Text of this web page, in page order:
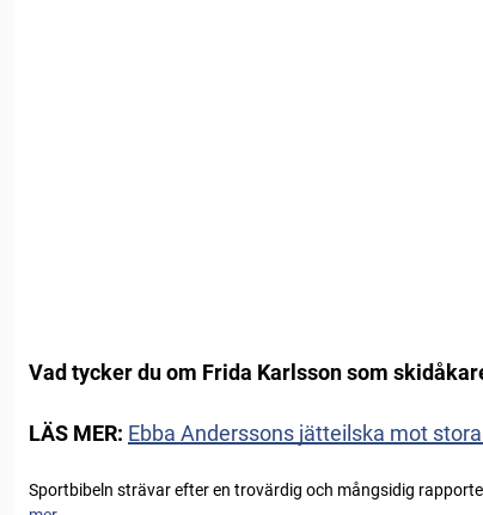
Vad tycker du om Frida Karlsson som
LÄS MER: Ebba Anderssons jätteilska mot
Sportbibeln strävar efter en trovärdig och mångsidig